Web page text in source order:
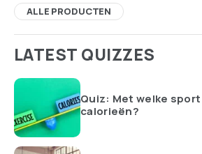
ALLE PRODUCTEN
LATEST QUIZZES
Quiz: Met welke
calorieën?